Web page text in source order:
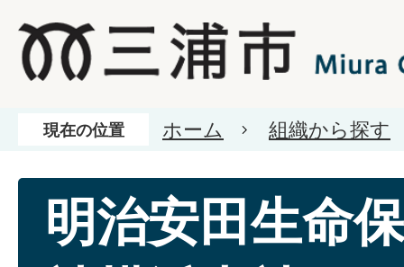
現在の位置 ホーム 組織から探す
明治安田生命